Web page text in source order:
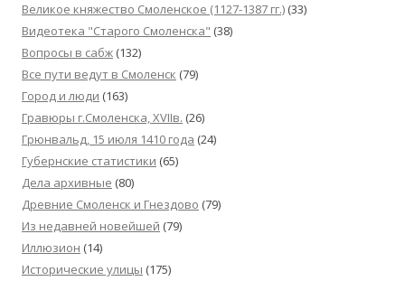
Великое княжество Смоленское (1127-1387 гг.) (33)
Видеотека "Cтарого Смоленска" (38)
Вопросы в сабж (132)
Все пути ведут в Смоленск (79)
Город и люди (163)
Гравюры г.Смоленска, XVIIв. (26)
Грюнвальд, 15 июля 1410 года (24)
Губернские статистики (65)
Дела архивные (80)
Древние Смоленск и Гнездово (79)
Из недавней новейшей (79)
Иллюзион (14)
Исторические улицы (175)